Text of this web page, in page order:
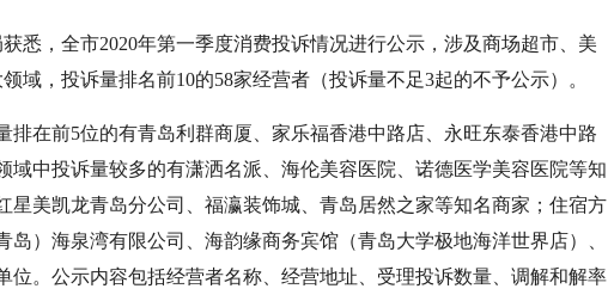
悉，全市2020年第一季度消费投诉情况进行公示，涉及商场超市、美
域，投诉量排名前10的58家经营者（投诉量不足3起的不予公示）。
排在前5位的有青岛利群商厦、家乐福香港中路店、永旺东泰香港中路
域中投诉量较多的有潇洒名派、海伦美容医院、诺德医学美容医院等知
星美凯龙青岛分公司、福瀛装饰城、青岛居然之家等知名商家；住宿方
）海泉湾有限公司、海韵缘商务宾馆（青岛大学极地海洋世界店）、
位。公示内容包括经营者名称、经营地址、受理投诉数量、调解和解率